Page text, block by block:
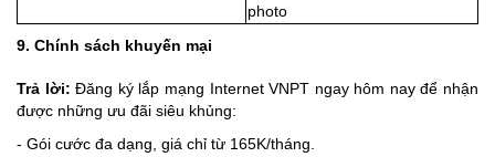
photo
9. Chính sách khuyến mại
Trả lời: Đăng ký lắp mạng Internet VNPT ngay hôm nay để nhận
được những ưu đãi siêu khủng:
- Gói cước đa dạng, giá chỉ từ 165K/tháng.